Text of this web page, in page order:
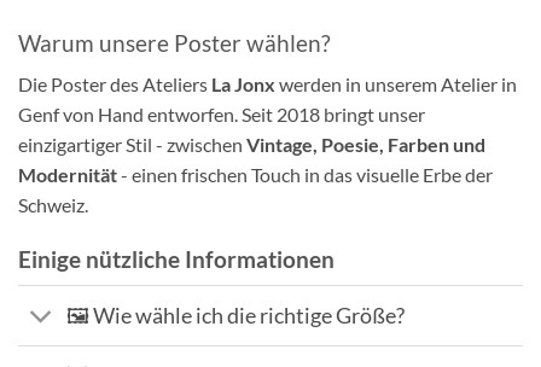
Warum unsere Poster wählen?
Die Poster des Ateliers La Jonx werden in unserem Atelier in
Genf von Hand entworfen. Seit 2018 bringt unser
einzigartiger Stil - zwischen Vintage, Poesie, Farben und
Modernität- einen frischen Touch in das visuelle Erbe der
Schweiz.
Einige nützliche Informationen
🖼️ Wie wähle ich die richtige Größe?